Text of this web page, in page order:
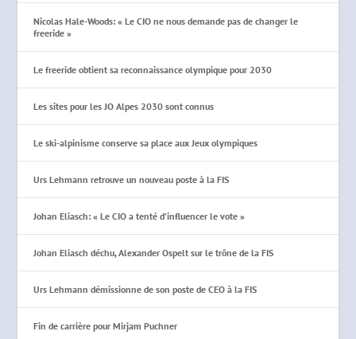
Nicolas Hale-Woods: « Le CIO ne nous demande pas de changer le
freeride »
Le freeride obtient sa reconnaissance olympique pour 2030
Les sites pour les JO Alpes 2030 sont connus
Le ski-alpinisme conserve sa place aux Jeux olympiques
Urs Lehmann retrouve un nouveau poste à la FIS
Johan Eliasch: « Le CIO a tenté d’influencer le vote »
Johan Eliasch déchu, Alexander Ospelt sur le trône de la FIS
Urs Lehmann démissionne de son poste de CEO à la FIS
Fin de carrière pour Mirjam Puchner